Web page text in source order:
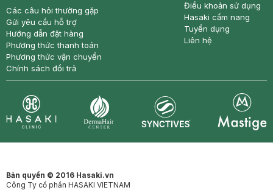
Các câu hỏi thường gặp
Gửi yêu cầu hỗ trợ
Hướng dẫn đặt hàng
Phương thức thanh toán
Phương thức vận chuyển
Chính sách đổi trả
Điều khoản sử dụng
Hasaki cẩm nang
Tuyển dụng
Liên hệ
Bản quyền © 2016 Hasaki.vn
Công Ty cổ phần HASAKI VIETNAM